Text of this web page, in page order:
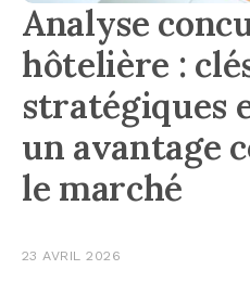
Analyse
hôtelière :
stratégiques
un avantage
le marché
23 AVRIL 2026